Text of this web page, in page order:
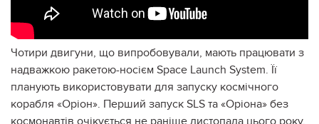
Чотири двигуни, що випробовували, мають працювати з
надважкою ракетою-носієм Space Launch System. Її
планують використовувати для запуску космічного
корабля «Оріон». Перший запуск SLS та «Оріона» без
космонавтів очікується не раніше листопада цього року,